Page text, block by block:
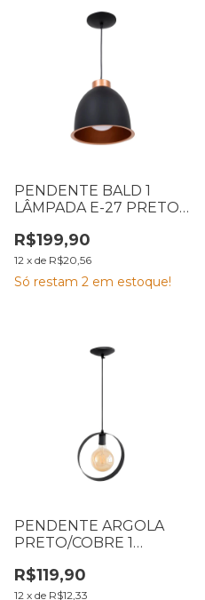
PENDENTE BALD 1
LÂMPADA E-27 PRETO
R$199,90
12 x de R$20,56
Só restam 2 em estoque!
PENDENTE ARGOLA
PRETO/COBRE 1
R$119,90
12 x de R$12,33